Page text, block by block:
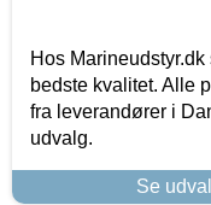
Hos
bedste kvalitet. Alle
fra leverandører i
udvalg.
Se